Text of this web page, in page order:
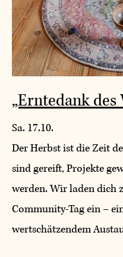
„Erntedank des
Sa. 17.10.
Der Herbst ist die Zeit
sind gereift, Projekte
werden. Wir laden dich
Community-Tag ein –
wertschätzendem